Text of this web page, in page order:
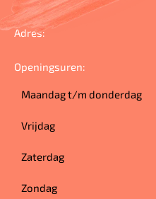
Adres:
Openingsuren:
Maandag t/m donderdag
Vrijdag
Zaterdag
Zondag